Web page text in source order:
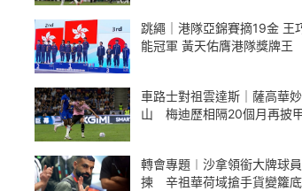
跳繩｜港隊亞錦賽摘19金 王巧兒奪全
能冠軍 黃天佑膺港隊獎牌王
車路士對祖雲達斯｜薩高華
山 梅迪歷相隔20個月再披
轉會專題︱沙拿領銜大牌球
揀 辛祖華荷域搶手貨變籮